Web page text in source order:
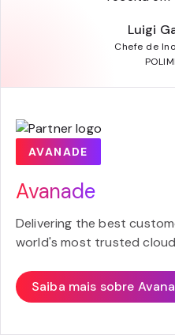
Luigi
Chefe de
AVANADE
Avanade
Delivering the best
world's most trusted
Saiba mais sobre